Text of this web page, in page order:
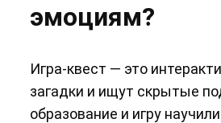
эмоциям?
Игра-квест — это
загадки и ищут скрытые
образование и игру